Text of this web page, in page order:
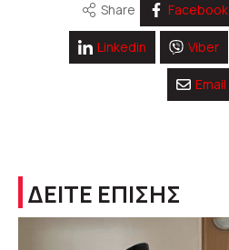
Share Facebook
Linkedin Viber
Email
ΔΕΙΤΕ ΕΠΙΣΗΣ